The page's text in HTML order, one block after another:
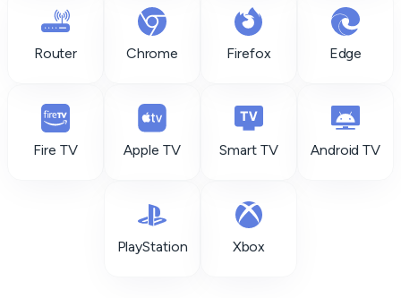
Router Chrome Firefox Edge
Fire TV Apple TV Smart TV Android TV
PlayStation Xbox